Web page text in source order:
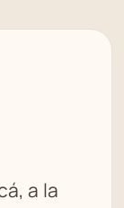
a la